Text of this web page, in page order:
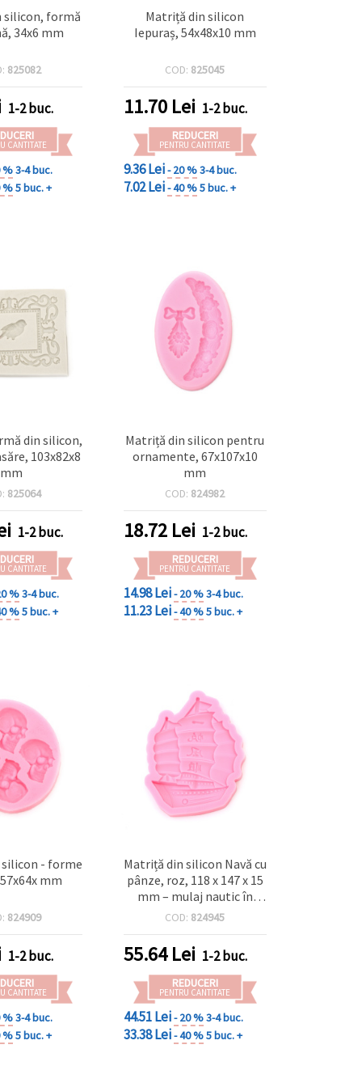
silicon, formă
34x6 mm
825082
1-2 buc.
CANTITATE
%3-4 buc.
%5 buc. +
Matriță din silicon
Iepuraș, 54x48x10 mm
COD: 825045
11.70Lei 1-2 buc.
REDUCERI
PENTRU CANTITATE
9.36 Lei- 20 %3-4 buc.
7.02 Lei- 40 %5 buc. +
din silicon,
103x82x8
mm
825064
1-2 buc.
CANTITATE
%3-4 buc.
%5 buc. +
Matriță din silicon pentru
ornamente, 67x107x10
mm
COD: 824982
18.72Lei 1-2 buc.
REDUCERI
PENTRU CANTITATE
14.98 Lei- 20 %3-4 buc.
11.23 Lei- 40 %5 buc. +
- forme
mm
824909
1-2 buc.
CANTITATE
%3-4 buc.
%5 buc. +
Matriță din silicon Navă cu
pânze, roz, 118 x 147 x 15
mm – mulaj nautic în
relief pentru rășină,
fondant
COD: 824945
55.64Lei 1-2 buc.
REDUCERI
PENTRU CANTITATE
44.51 Lei- 20 %3-4 buc.
33.38 Lei- 40 %5 buc. +